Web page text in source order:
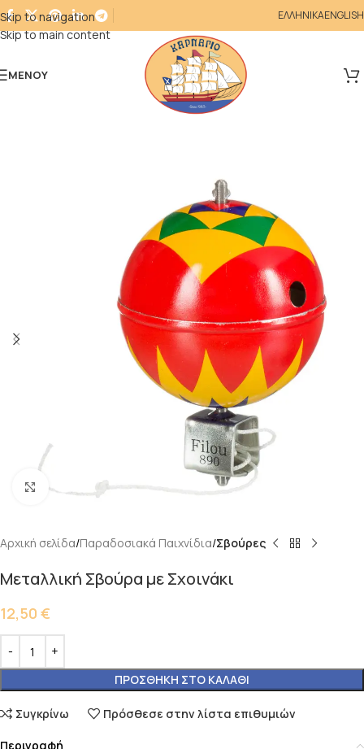
Skip to navigation
Skip to main content
ΕΛΛΗΝΙΚΑENGLISH
ΜΕΝΟΎ
Κάντε κλικ για μεγέθυνση
Αρχική σελίδα Παραδοσιακά Παιχνίδια Σβούρες
Μεταλλική Σβούρα με Σχοινάκι
12,50 €
ΠΡΟΣΘΉΚΗ ΣΤΟ ΚΑΛΆΘΙ
Συγκρίνω Πρόσθεσε στην λίστα επιθυμιών
Περιγραφή